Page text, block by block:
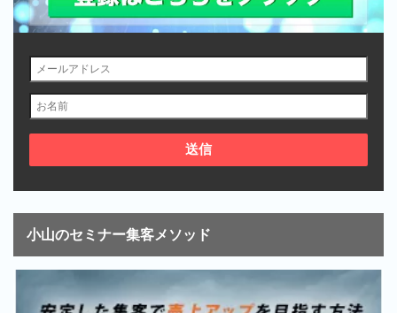
小山のセミナー集客メソッド